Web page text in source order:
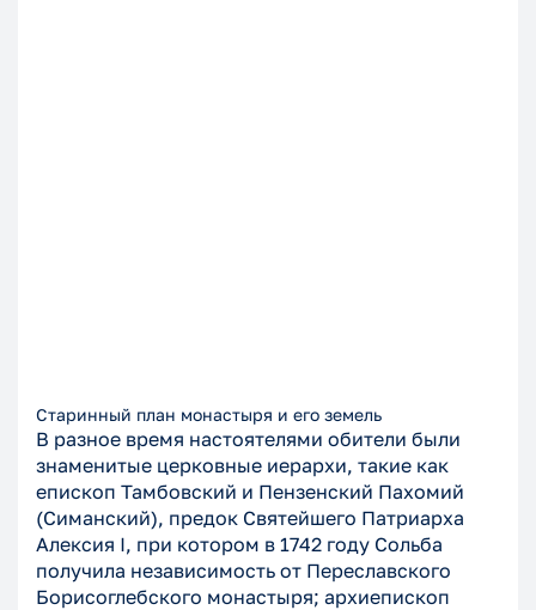
Старинный план монастыря и его земель
В разное время настоятелями обители были
знаменитые церковные иерархи, такие как
епископ Тамбовский и Пензенский Пахомий
(Симанский), предок Святейшего Патриарха
Алексия I, при котором в 1742 году Сольба
получила независимость от Переславского
Борисоглебского монастыря; архиепископ